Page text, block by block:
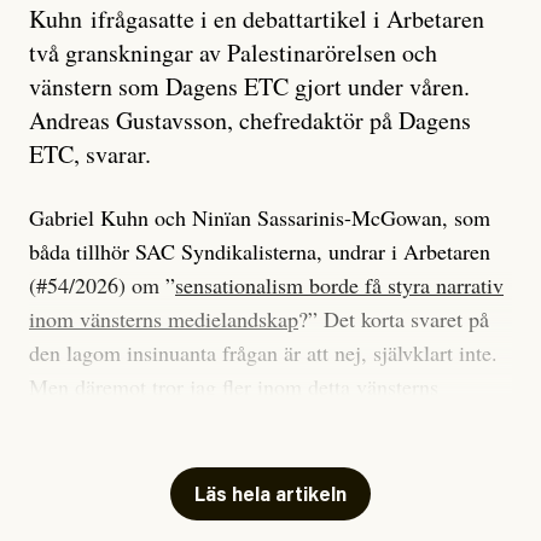
Kuhn ifrågasatte i en debattartikel i Arbetaren
två granskningar av Palestinarörelsen och
vänstern som Dagens ETC gjort under våren.
Andreas Gustavsson, chefredaktör på Dagens
ETC, svarar.
Gabriel Kuhn och Ninïan Sassarinis-McGowan, som
båda tillhör SAC Syndikalisterna, undrar i Arbetaren
(#54/2026) om ”sensationalism borde få styra narrativ
inom vänsterns medielandskap?” Det korta svaret på
den lagom insinuanta frågan är att nej, självklart inte.
Men däremot tror jag fler inom detta vänsterns
journalistik som vänder sig till många snarare än att
jaga inbördes beundran. Det har i alla fall fungerat för
Läs hela artikeln